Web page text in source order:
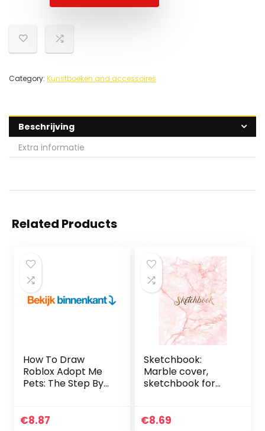
Category: Kunstboeken and accessoires
Beschrijving
Extra informatie
Related Products
How To Draw
Roblox Adopt Me
Pets: The Step By
Roblox Adopt Me
€8.87
Sketchbook:
Marble cover,
sketchbook for
Doodling, 8.5 x 11 110
€8.69